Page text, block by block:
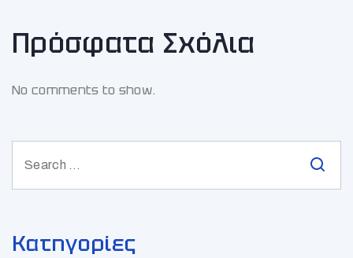
Πρόσφατα Σχόλια
No comments to show.
Κατηγορίες